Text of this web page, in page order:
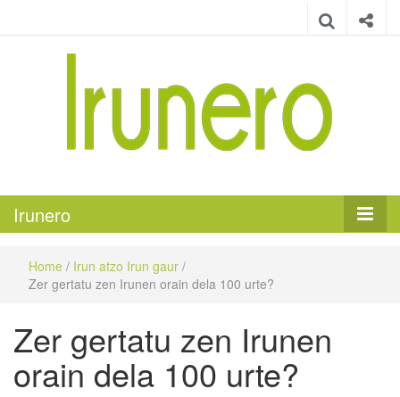
Irunero
Home / Irun atzo Irun gaur /
Zer gertatu zen Irunen orain dela 100 urte?
Zer gertatu zen Irunen
orain dela 100 urte?